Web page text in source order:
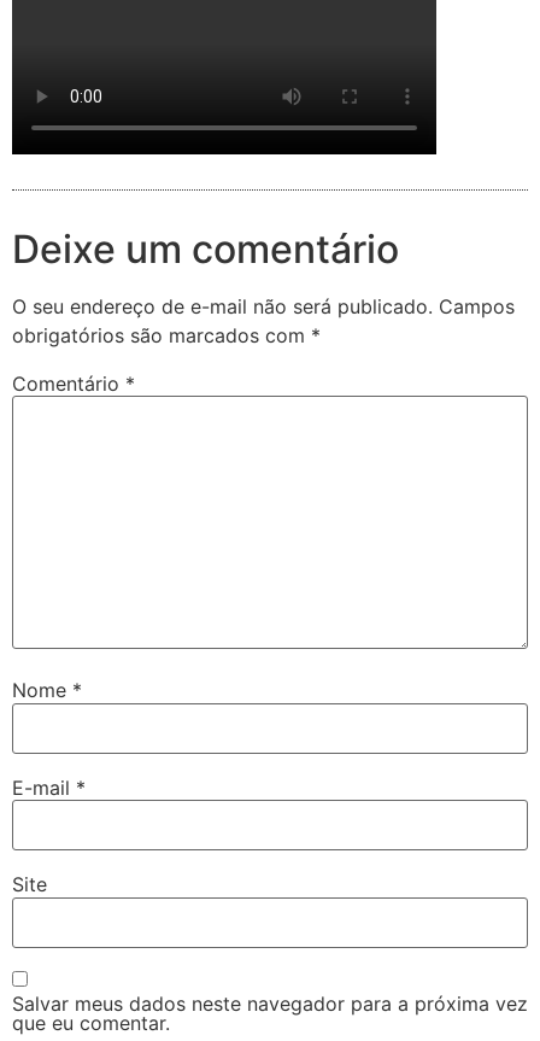
Deixe um comentário
O seu endereço de e-mail não será publicado. Campos
obrigatórios são marcados com *
Comentário *
Nome *
E-mail *
Site
Salvar meus dados neste navegador para a próxima vez
que eu comentar.